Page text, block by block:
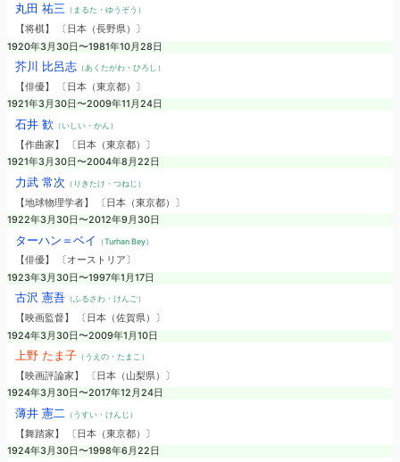
丸田 祐三 （まるた・ゆうぞう）
【将棋】 〔日本（長野県）〕
1920年3月30日〜1981年10月28日
芥川 比呂志（あくたがわ・ひろし）
【俳優】 〔日本（東京都）〕
1921年3月30日〜2009年11月24日
石井 歓 （いしい・かん）
【作曲家】 〔日本（東京都）〕
1921年3月30日〜2004年8月22日
力武 常次 （りきたけ・つねじ）
【地球物理学者】 〔日本（東京都）〕
1922年3月30日〜2012年9月30日
ターハン＝ベイ （Turhan Bey）
【俳優】 〔オーストリア〕
1923年3月30日〜1997年1月17日
古沢 憲吾（ふるさわ・けんご）
【映画監督】 〔日本（佐賀県）〕
1924年3月30日〜2009年1月10日
上野 たま子（うえの・たまこ）
【映画評論家】 〔日本（山梨県）〕
1924年3月30日〜2017年12月24日
薄井 憲二 （うすい・けんじ）
【舞踏家】 〔日本（東京都）〕
1924年3月30日〜1998年6月22日